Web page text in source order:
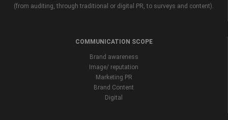
(from auditing, through traditional or digital PR, to surveys and content).
COMMUNICATION SCOPE
Brand awareness
Image/ reputation
Marketing PR
Brand Content
Digital